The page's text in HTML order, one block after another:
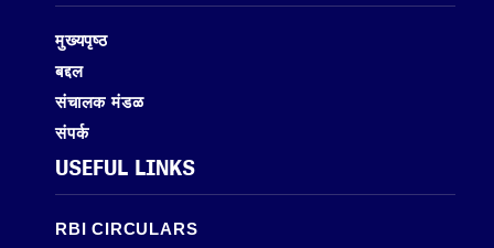
मुख्यपृष्ठ
बद्दल
संचालक मंडळ
संपर्क
USEFUL LINKS
RBI CIRCULARS